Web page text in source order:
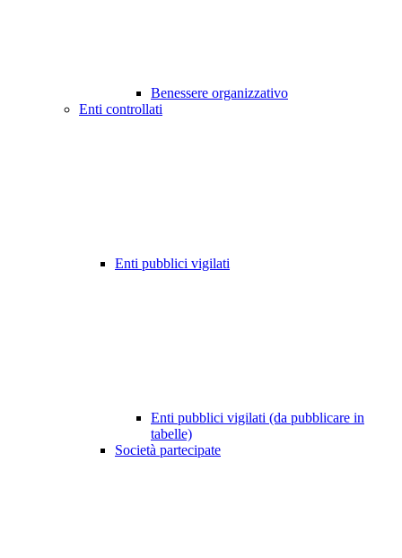
Benessere organizzativo
Enti controllati
Enti pubblici vigilati
Enti pubblici vigilati (da pubblicare in
tabelle)
Società partecipate